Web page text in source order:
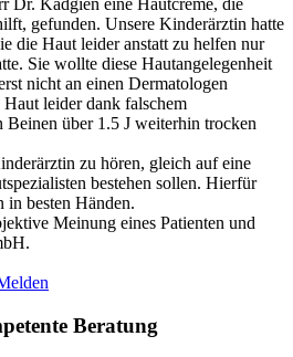
Dr. Kadgien eine Hautcreme, die
gefunden. Unsere Kinderärztin hatte
die Haut leider anstatt zu helfen nur
Sie wollte diese Hautangelegenheit
nicht an einen Dermatologen
leider dank falschem
Beinen über 1.5 J weiterhin trocken
zu hören, gleich auf eine
bestehen sollen. Hierfür
besten Händen.
Meinung eines Patienten und
Beratung